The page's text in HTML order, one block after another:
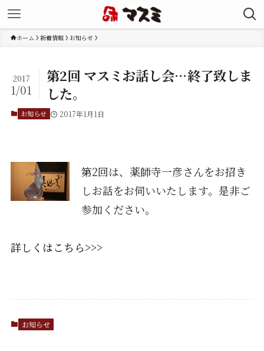
ホーム 新着情報 お知らせ
第2回 マスミお話し会…終了致しま
した。
2017
1/01
お知らせ 2017年1月1日
第2回は、薬師寺一彦さんをお招き
しお話をお伺いいたします。是非ご
参加ください。
詳しくはこちら>>>
お知らせ